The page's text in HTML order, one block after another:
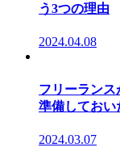
う3つの理由
2024.04.08
フリーラン
準備しておい
2024.03.07